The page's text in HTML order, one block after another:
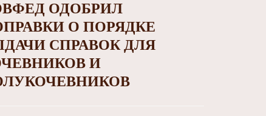
ОДОБРИЛ
О ПОРЯДКЕ
СПРАВОК ДЛЯ
И